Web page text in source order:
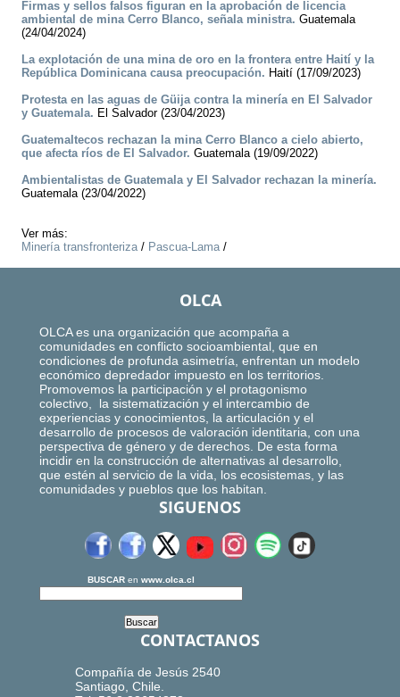
Firmas y sellos falsos figuran en la aprobación de licencia
ambiental de mina Cerro Blanco, señala ministra. Guatemala
(24/04/2024)
La explotación de una mina de oro en la frontera entre Haití y la
República Dominicana causa preocupación. Haití (17/09/2023)
Protesta en las aguas de Güija contra la minería en El Salvador
y Guatemala. El Salvador (23/04/2023)
Guatemaltecos rechazan la mina Cerro Blanco a cielo abierto,
que afecta ríos de El Salvador. Guatemala (19/09/2022)
Ambientalistas de Guatemala y El Salvador rechazan la minería.
Guatemala (23/04/2022)
Ver más:
Minería transfronteriza/ Pascua-Lama/
OLCA
OLCA es una organización que acompaña a
comunidades en conflicto socioambiental, que en
condiciones de profunda asimetría, enfrentan un modelo
económico depredador impuesto en los territorios.
Promovemos la participación y el protagonismo
colectivo, la sistematización y el intercambio de
experiencias y conocimientos, la articulación y el
desarrollo de procesos de valoración identitaria, con una
perspectiva de género y de derechos. De esta forma
incidir en la construcción de alternativas al desarrollo,
que estén al servicio de la vida, los ecosistemas, y las
comunidades y pueblos que los habitan.
SIGUENOS
BUSCAR en www.olca.cl
CONTACTANOS
Compañía de Jesús 2540
Santiago, Chile.